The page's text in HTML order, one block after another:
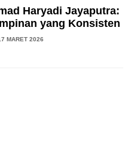
Haryadi Jayaputra:
yang Konsisten
MARET 2026